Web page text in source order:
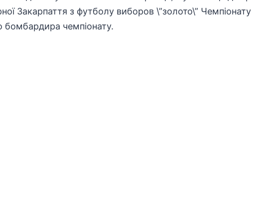
Закарпаття з футболу виборов \”золото\” Чемпіонату
бомбардира чемпіонату.